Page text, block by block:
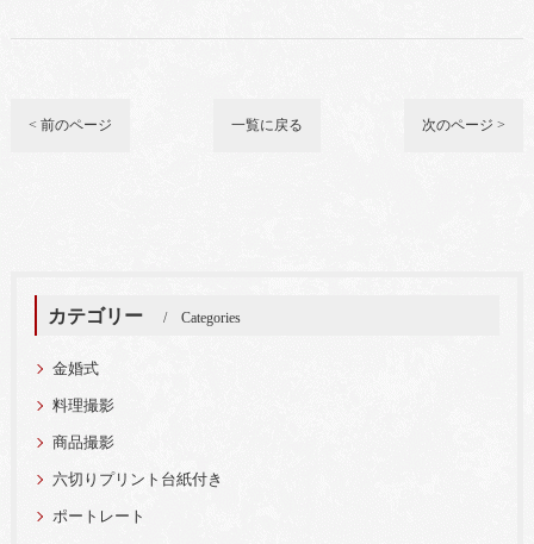
< 前のページ 一覧に戻る 次のページ >
カテゴリー Categories
金婚式
料理撮影
商品撮影
六切りプリント台紙付き
ポートレート